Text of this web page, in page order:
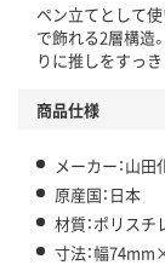
ペン立てとして
で飾れる2層構造
りに推しをすっ
商品仕様
メーカー：山田
原産国：日本
材質：ポリスチ
寸法：幅